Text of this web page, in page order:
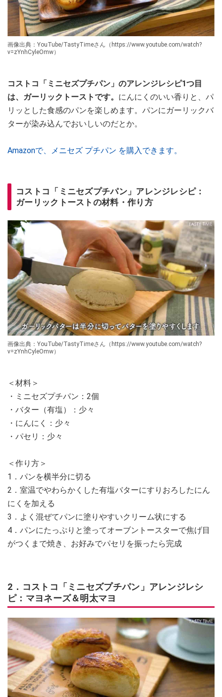
画像出典：YouTube/TastyTimeさん（https://www.youtube.com/watch?
v=zYnhCyleOmw）
コストコ「ミニセズプチパン」のアレンジレシピ1つ目
は、ガーリックトーストです。 にんにくのいい香りと、パ
リッとした食感のパンを楽しめます。パンにガーリックバ
ターが染み込んでおいしいのだとか。
Amazonで、メニセズ プチパン を購入できます。
コストコ「ミニセズプチパン」アレンジレシピ：
ガーリックトーストの材料・作り方
画像出典：YouTube/TastyTimeさん（https://www.youtube.com/watch?
v=zYnhCyleOmw）
＜材料＞
・ミニセズプチパン：2個
・バター（有塩）：少々
・にんにく：少々
・パセリ：少々
＜作り方＞
1．パンを横半分に切る
2．室温でやわらかくした有塩バターにすりおろしたにん
にくを加える
3．よく混ぜてパンに塗りやすいクリーム状にする
4．パンにたっぷりと塗ってオーブントースターで焦げ目
がつくまで焼き、お好みでパセリを振ったら完成
2．コストコ「ミニセズプチパン」アレンジレシ
ピ：マヨネーズ＆明太マヨ